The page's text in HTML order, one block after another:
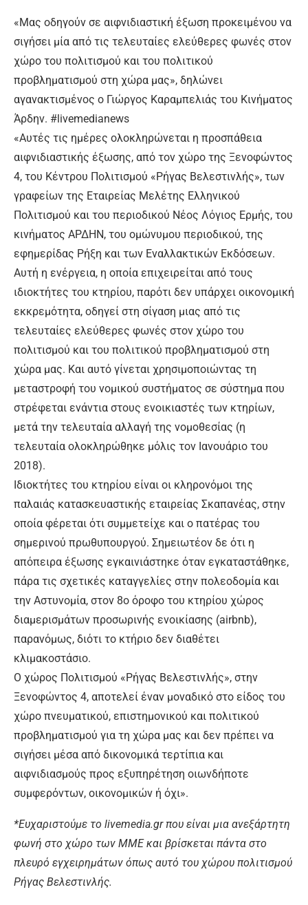
«Μας οδηγούν σε αιφνιδιαστική έξωση προκειμένου να
σιγήσει μία από τις τελευταίες ελεύθερες φωνές στον
χώρο του πολιτισμού και του πολιτικού
προβληματισμού στη χώρα μας», δηλώνει
αγανακτισμένος ο Γιώργος Καραμπελιάς του Κινήματος
Άρδην. #livemedianews
«Αυτές τις ημέρες ολοκληρώνεται η προσπάθεια
αιφνιδιαστικής έξωσης, από τον χώρο της Ξενοφώντος
4, του Κέντρου Πολιτισμού «Ρήγας Βελεστινλής», των
γραφείων της Εταιρείας Μελέτης Ελληνικού
Πολιτισμού και του περιοδικού Νέος Λόγιος Ερμής, του
κινήματος ΑΡΔΗΝ, του ομώνυμου περιοδικού, της
εφημερίδας Ρήξη και των Εναλλακτικών Εκδόσεων.
Αυτή η ενέργεια, η οποία επιχειρείται από τους
ιδιοκτήτες του κτηρίου, παρότι δεν υπάρχει οικονομική
εκκρεμότητα, οδηγεί στη σίγαση μιας από τις
τελευταίες ελεύθερες φωνές στον χώρο του
πολιτισμού και του πολιτικού προβληματισμού στη
χώρα μας. Και αυτό γίνεται χρησιμοποιώντας τη
μεταστροφή του νομικού συστήματος σε σύστημα που
στρέφεται ενάντια στους ενοικιαστές των κτηρίων,
μετά την τελευταία αλλαγή της νομοθεσίας (η
τελευταία ολοκληρώθηκε μόλις τον Ιανουάριο του
2018).
Ιδιοκτήτες του κτηρίου είναι οι κληρονόμοι της
παλαιάς κατασκευαστικής εταιρείας Σκαπανέας, στην
οποία φέρεται ότι συμμετείχε και ο πατέρας του
σημερινού πρωθυπουργού. Σημειωτέον δε ότι η
απόπειρα έξωσης εγκαινιάστηκε όταν εγκαταστάθηκε,
πάρα τις σχετικές καταγγελίες στην πολεοδομία και
την Αστυνομία, στον 8ο όροφο του κτηρίου χώρος
διαμερισμάτων προσωρινής ενοικίασης (airbnb),
παρανόμως, διότι το κτήριο δεν διαθέτει
κλιμακοστάσιο.
Ο χώρος Πολιτισμού «Ρήγας Βελεστινλής», στην
Ξενοφώντος 4, αποτελεί έναν μοναδικό στο είδος του
χώρο πνευματικού, επιστημονικού και πολιτικού
προβληματισμού για τη χώρα μας και δεν πρέπει να
σιγήσει μέσα από δικονομικά τερτίπια και
αιφνιδιασμούς προς εξυπηρέτηση οιωνδήποτε
συμφερόντων, οικονομικών ή όχι».
*Ευχαριστούμε το livemedia.gr που είναι μια ανεξάρτητη
φωνή στο χώρο των ΜΜΕ και βρίσκεται πάντα στο
πλευρό εγχειρημάτων όπως αυτό του χώρου πολιτισμού
Ρήγας Βελεστινλής.